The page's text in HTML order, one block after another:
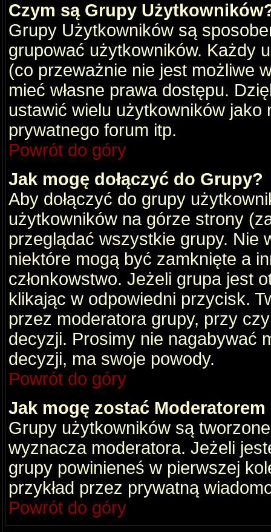
Czym są Grupy
Grupy Użytkowników są
grupować użytkowników. Każdy
(co przeważnie nie jest możliwe
mieć własne prawa dostępu.
ustawić wielu użytkowników
prywatnego forum itp.
Powrót do góry
Jak mogę dołączyć do Grupy?
Aby dołączyć do grupy
użytkowników na górze strony
przeglądać wszystkie grupy. Nie
niektóre mogą być zamknięte a
członkowstwo. Jeżeli grupa jest
klikając w odpowiedni przycisk.
przez moderatora grupy, przy
decyzji. Prosimy nie nagabywać
decyzji, ma swoje powody.
Powrót do góry
Jak mogę zostać
Grupy użytkowników są
wyznacza moderatora. Jeżeli
grupy powinieneś w pierwszej
przykład przez prywatną
Powrót do góry